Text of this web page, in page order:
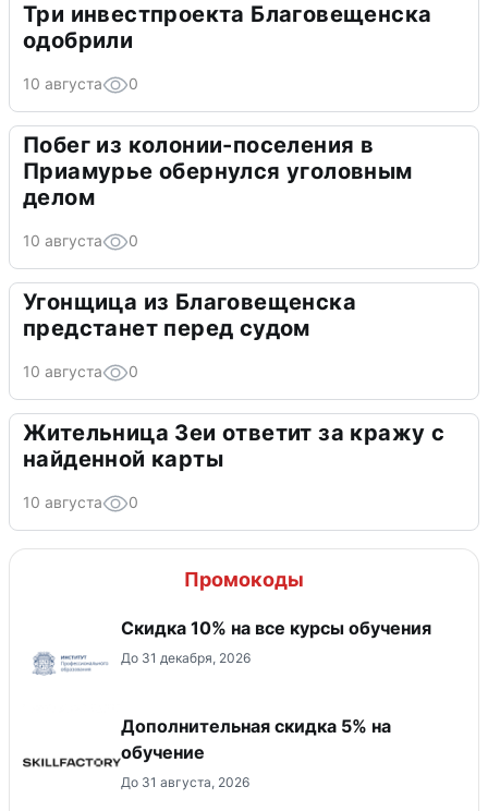
Три инвестпроекта Благовещенска
одобрили
10 августа 0
Побег из колонии-поселения в
Приамурье обернулся уголовным
делом
10 августа 0
Угонщица из Благовещенска
предстанет перед судом
10 августа 0
Жительница Зеи ответит за кражу с
найденной карты
10 августа 0
Промокоды
Скидка 10% на все курсы обучения
До 31 декабря, 2026
Дополнительная скидка 5% на
обучение
До 31 августа, 2026